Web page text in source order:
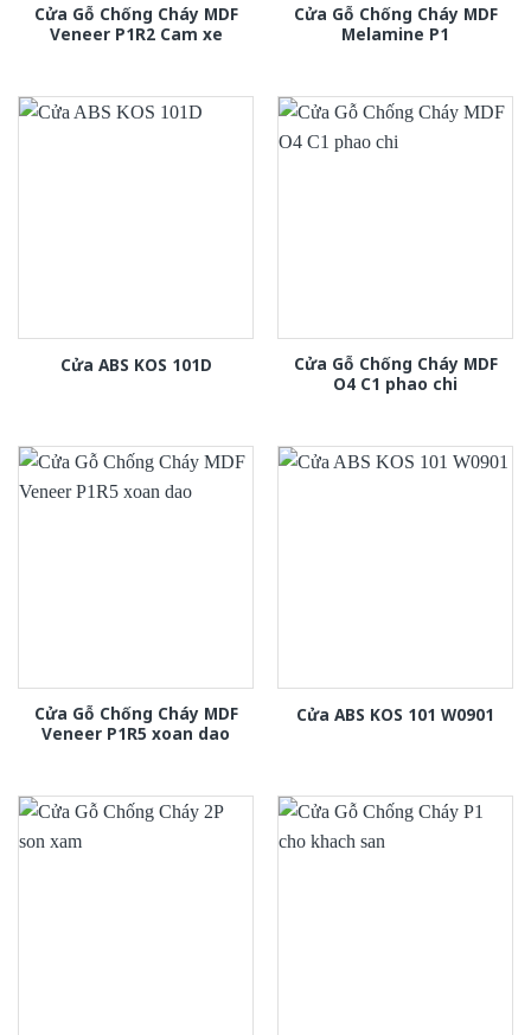
Cửa Gỗ Chống Cháy MDF
Veneer P1R2 Cam xe
Cửa Gỗ Chống Cháy MDF
Melamine P1
Cửa ABS KOS 101D
Cửa Gỗ Chống Cháy MDF
O4 C1 phao chi
Cửa Gỗ Chống Cháy MDF
Veneer P1R5 xoan dao
Cửa ABS KOS 101 W0901